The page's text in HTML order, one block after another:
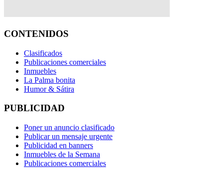
CONTENIDOS
Clasificados
Publicaciones comerciales
Inmuebles
La Palma bonita
Humor & Sátira
PUBLICIDAD
Poner un anuncio clasificado
Publicar un mensaje urgente
Publicidad en banners
Inmuebles de la Semana
Publicaciones comerciales